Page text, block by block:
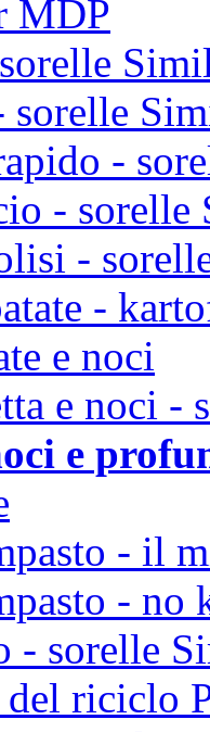
MDP
sorelle
-
-
-
-
e noci
e noci -
e
- il
- no
- sorelle
del riciclo